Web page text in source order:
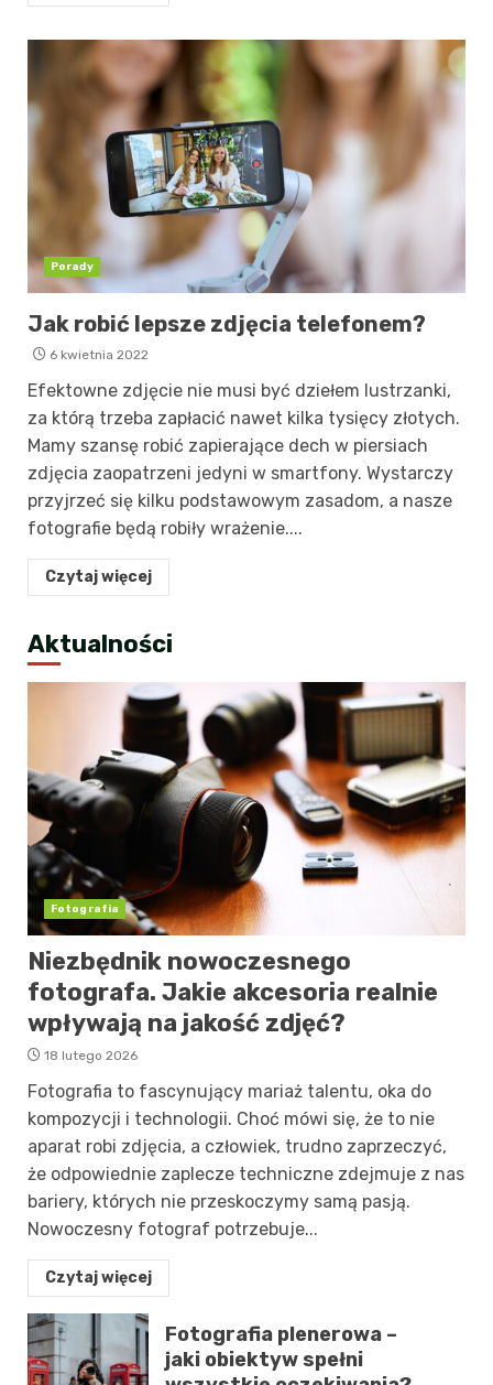
Porady
Jak robić lepsze zdjęcia telefonem?
6 kwietnia 2022
Efektowne zdjęcie nie musi być dziełem lustrzanki,
za którą trzeba zapłacić nawet kilka tysięcy złotych.
Mamy szansę robić zapierające dech w piersiach
zdjęcia zaopatrzeni jedyni w smartfony. Wystarczy
przyjrzeć się kilku podstawowym zasadom, a nasze
fotografie będą robiły wrażenie....
Czytaj więcej
Aktualności
Fotografia
Niezbędnik nowoczesnego
fotografa. Jakie akcesoria realnie
wpływają na jakość zdjęć?
18 lutego 2026
Fotografia to fascynujący mariaż talentu, oka do
kompozycji i technologii. Choć mówi się, że to nie
aparat robi zdjęcia, a człowiek, trudno zaprzeczyć,
że odpowiednie zaplecze techniczne zdejmuje z nas
bariery, których nie przeskoczymy samą pasją.
Nowoczesny fotograf potrzebuje...
Czytaj więcej
Fotografia plenerowa –
jaki obiektyw spełni